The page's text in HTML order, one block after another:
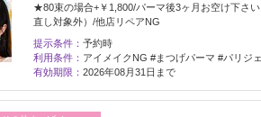
★80束の場合+￥1,800/パーマ後3ヶ月お空け下さ
直し対象外）/他店リペアNG
提示条件： 予約時
利用条件： アイメイクNG #まつげパーマ #パリジ
有効期限： 2026年08月31日まで